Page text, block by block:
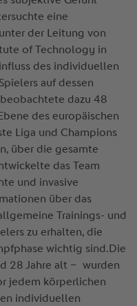
eine
der Leitung von
of Technology in
des individuellen
auf dessen
dazu 48
des europäischen
Liga und Champions
über die gesamte
das Team
und invasive
über das
Trainings- und
zu erhalten, die
wichtig sind.Die
28 Jahre alt – wurden
jedem körperlichen
individuellen